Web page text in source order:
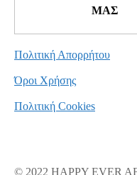
ΜΑΣ
Πολιτική Απορρήτου
Όροι Χρήσης
Πολιτική Cookies
© 2022 HAPPY EVER